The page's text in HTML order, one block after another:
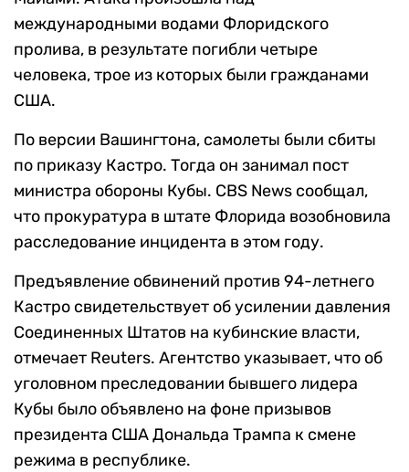
международными водами Флоридского
пролива, в результате погибли четыре
человека, трое из которых были гражданами
США.
По версии Вашингтона, самолеты были сбиты
по приказу Кастро. Тогда он занимал пост
министра обороны Кубы. CBS News сообщал,
что прокуратура в штате Флорида возобновила
расследование инцидента в этом году.
Предъявление обвинений против 94-летнего
Кастро свидетельствует об усилении давления
Соединенных Штатов на кубинские власти,
отмечает Reuters. Агентство указывает, что об
уголовном преследовании бывшего лидера
Кубы было объявлено на фоне призывов
президента США Дональда Трампа к смене
режима в республике.